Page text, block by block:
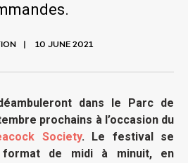
10 JUNE 2021
dans le Parc de
prochains à l’occasion du
Society. Le festival se
de midi à minuit, en